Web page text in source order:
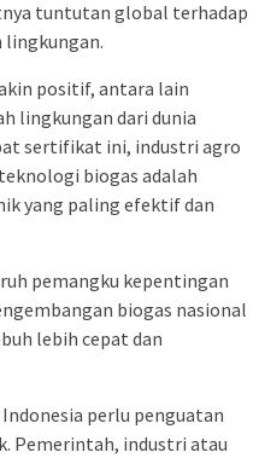
tuntutan global terhadap
positif, antara lain
lingkungan dari dunia
sertifikat ini, industri agro
biogas adalah
yang paling efektif dan
pemangku kepentingan
biogas nasional
lebih cepat dan
perlu penguatan
Pemerintah, industri atau